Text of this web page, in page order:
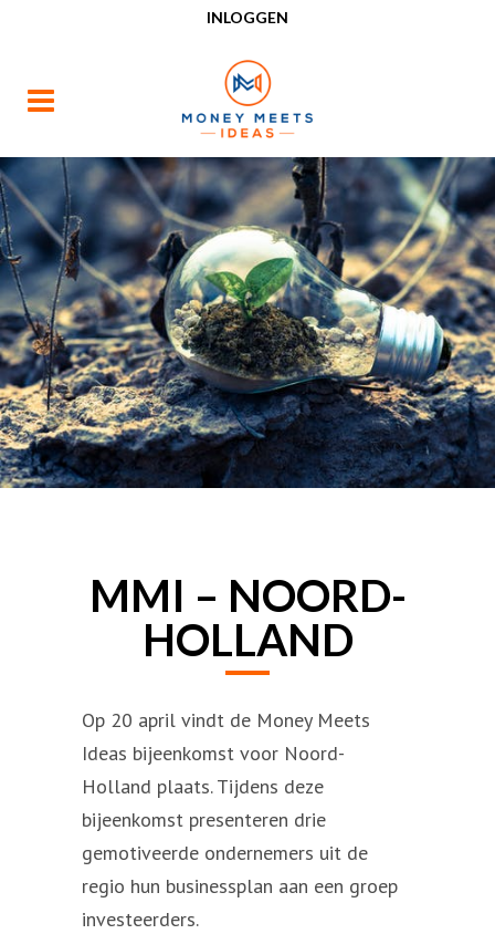
INLOGGEN
MMI – NOORD-
HOLLAND
Op 20 april vindt de Money Meets
Ideas bijeenkomst voor Noord-
Holland plaats. Tijdens deze
bijeenkomst presenteren drie
gemotiveerde ondernemers uit de
regio hun businessplan aan een groep
investeerders.